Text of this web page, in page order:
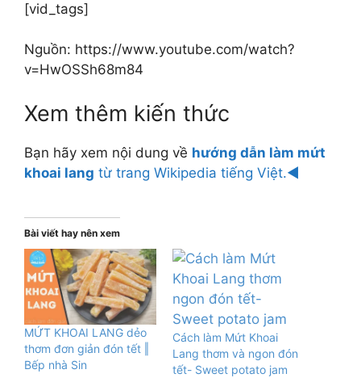
[vid_tags]
Nguồn: https://www.youtube.com/watch?
v=HwOSSh68m84
Xem thêm kiến thức
Bạn hãy xem nội dung về hướng dẫn làm mứt
khoai lang từ trang Wikipedia tiếng Việt.◄
Bài viết hay nên xem
MỨT KHOAI LANG dẻo
thơm đơn giản đón tết ‖
Bếp nhà Sin
Cách làm Mứt Khoai
Lang thơm và ngon đón
tết- Sweet potato jam